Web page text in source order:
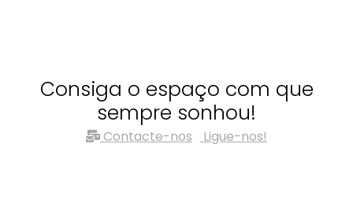
Consiga o espaço com que
sempre sonhou!
Contacte-nos Ligue-nos!